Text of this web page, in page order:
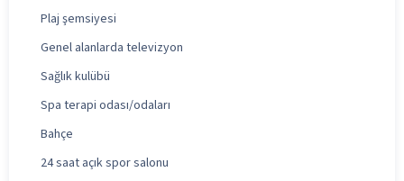
Plaj şemsiyesi
Genel alanlarda televizyon
Sağlık kulübü
Spa terapi odası/odaları
Bahçe
24 saat açık spor salonu